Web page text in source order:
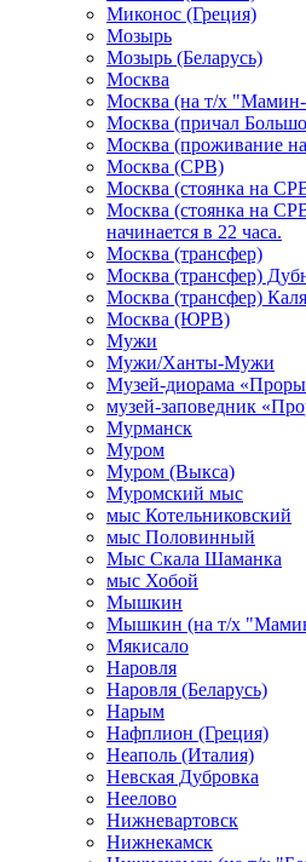
Миконос (Греция)
Мозырь
Мозырь (Беларусь)
Москва
Москва (на т/х
Москва (причал
Москва (проживание
Москва (СРВ)
Москва (стоянка на
Москва (стоянка на
начинается в 22 часа.
Москва (трансфер)
Москва (трансфер)
Москва (трансфер)
Москва (ЮРВ)
Мужи
Мужи/Ханты-Мужи
Музей-диорама
музей-заповедник
Мурманск
Муром
Муром (Выкса)
Муромский мыс
мыс Котельниковский
мыс Половинный
Мыс Скала Шаманка
мыс Хобой
Мышкин
Мышкин (на т/х
Мякисало
Наровля
Наровля (Беларусь)
Нарым
Нафплион (Греция)
Неаполь (Италия)
Невская Дубровка
Неелово
Нижневартовск
Нижнекамск